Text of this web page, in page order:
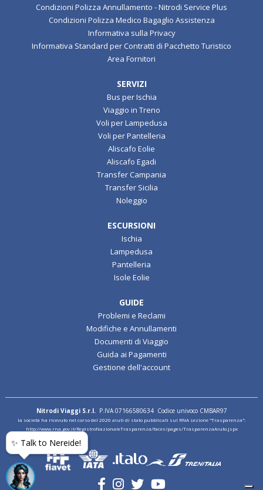
Informativa sui Cookies
Condizioni generali del contratto di viaggio
Condizioni Polizza Annullamento - Nitrodi Service Plus
Condizioni Polizza Medico Bagaglio Assistenza
Informativa sulla Privacy
Area Fornitori
SERVIZI
Bus per Ischia
Viaggio in Treno
Voli per Lampedusa
Voli per Pantelleria
Aliscafo Eolie
Aliscafo Egadi
Transfer Campania
Noleggio
ESCURSIONI
Ischia
Lampedusa
Isole Eolie
GUIDE
Problemi e Reclami
Modifiche e Annullamenti
Documenti di Viaggio
Nitrodi Viaggi S.r.l.
la società ha ricevuto nel corso del 2020 aiuti di stato pubblicati sul RNA sezione "Trasparenza":
http://www.rna.gov.it/RegistroNazionaleTrasparenza/faces/pages/TrasparenzaAiuto.jspx
✨ Talk to Nereide!